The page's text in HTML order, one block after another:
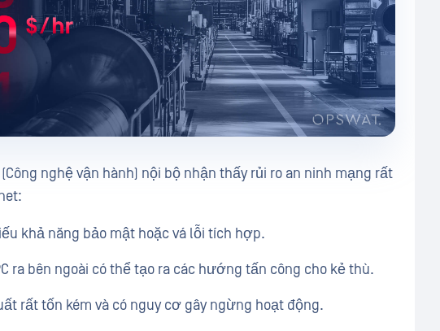
nghệ vận hành) nội bộ nhận thấy rủi ro an ninh mạng rất
khả năng bảo mật hoặc vá lỗi tích hợp.
ra bên ngoài có thể tạo ra các hướng tấn công cho kẻ thù.
rất tốn kém và có nguy cơ gây ngừng hoạt động.